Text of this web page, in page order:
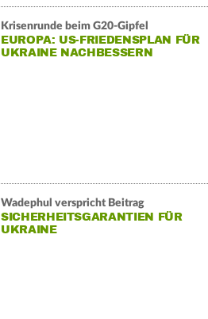
Krisenrunde beim G20-Gipfel
EUROPA: US-FRIEDENSPLAN FÜR
UKRAINE NACHBESSERN
Wadephul verspricht Beitrag
SICHERHEITSGARANTIEN FÜR
UKRAINE